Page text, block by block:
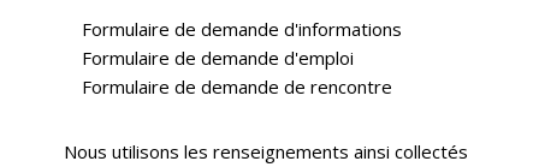
Formulaire de demande d'informations
Formulaire de demande d'emploi
Formulaire de demande de rencontre
Nous utilisons les renseignements ainsi collectés